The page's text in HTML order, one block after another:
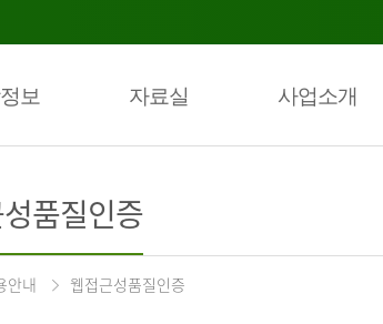
보 자료실 사업소개
품질인증
안내 웹접근성품질인증